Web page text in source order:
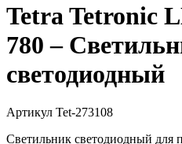
Tetra Tetronic
780 –
светодиодный
Артикул Tet-273108
Светильник светодиодный для